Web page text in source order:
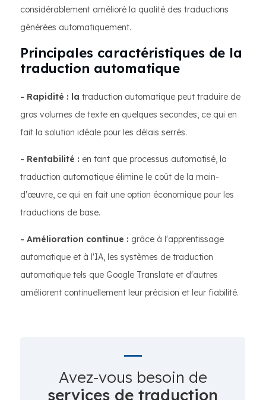
considérablement amélioré la qualité des traductions
générées automatiquement.
Principales caractéristiques de la
traduction automatique
- Rapidité : la traduction automatique peut traduire de
gros volumes de texte en quelques secondes, ce qui en
fait la solution idéale pour les délais serrés.
- Rentabilité : en tant que processus automatisé, la
traduction automatique élimine le coût de la main-
d'œuvre, ce qui en fait une option économique pour les
traductions de base.
- Amélioration continue : grâce à l'apprentissage
automatique et à l'IA, les systèmes de traduction
automatique tels que Google Translate et d'autres
améliorent continuellement leur précision et leur fiabilité.
Avez-vous besoin de
services de traduction